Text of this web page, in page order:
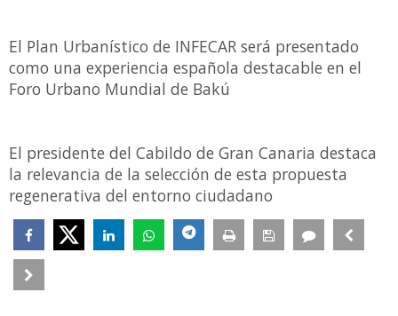
El Plan Urbanístico de INFECAR será presentado
como una experiencia española destacable en el
Foro Urbano Mundial de Bakú
El presidente del Cabildo de Gran Canaria destaca
la relevancia de la selección de esta propuesta
regenerativa del entorno ciudadano